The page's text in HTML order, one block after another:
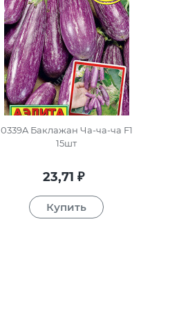
0339A Баклажан Ча-ча-ча F1
15шт
23,71 ₽